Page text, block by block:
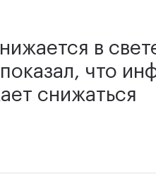
в
что
снижаться